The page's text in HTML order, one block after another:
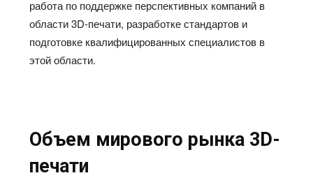
работа по поддержке перспективных компаний в
области 3D-печати, разработке стандартов и
подготовке квалифицированных специалистов в
этой области.
Объем мирового рынка 3D-
печати